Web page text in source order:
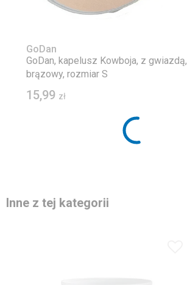
GoDan
GoDan, kapelusz Kowboja, z gwiazdą,
brązowy, rozmiar S
15,99 zł
Inne z tej kategorii